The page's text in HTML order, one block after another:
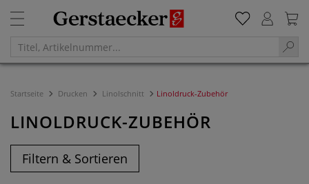
Startseite Drucken Linolschnitt Linoldruck-Zubehör
LINOLDRUCK-ZUBEHÖR
Filtern & Sortieren